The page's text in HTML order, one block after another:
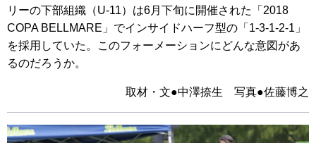
リーの下部組織（U-11）は6月下旬に開催された「2018
COPA BELLMARE」でインサイドハーフ型の「1-3-1-2-1」
を採用していた。このフォーメーションにどんな意図があ
るのだろうか。
取材・文●中澤捺生 写真●佐藤博之